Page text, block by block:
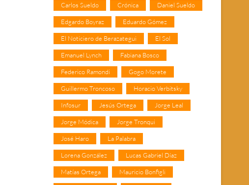
Carlos Sueldo Crónica Daniel Sueldo
Edgardo Boyraz Eduardo Gómez
El Noticiero de Berazategui El Sol
Emanuel Lynch Fabiana Bosco
Federico Ramondi Gogo Morete
Guillermo Troncoso Horacio Verbitsky
Infosur Jesús Ortega Jorge Leal
Jorge Módica Jorge Tronqui
José Haro La Palabra
Lorena González Lucas Gabriel Díaz
Matías Ortega Mauricio Bonfigli